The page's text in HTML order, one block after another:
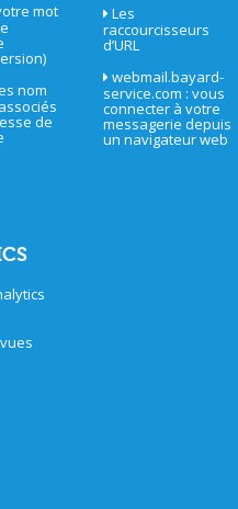
mot
nom
de
Les
raccourcisseurs
d’URL
webmail.bayard-
service.com : vous
connecter à votre
messagerie depuis
un navigateur web